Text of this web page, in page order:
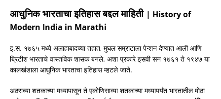
आधुनिकभारताचा इतिहासबद्दल माहिती | History of
Modern India in Marathi
इ.स. १७६५ मध्ये अलाहाबादच्या तहात, मुघल सम्राटाला पेन्शन देण्यात आली आणि
ब्रिटीश भारताचे वास्तविक शासक बनले. अशा प्रकारे इसवी सन १७६१ ते १९४७ या
कालखंडाला आधुनिक भारताचा इतिहास म्हटले जाते.
अठराव्या शतकाच्या मध्यापासून ते एकोणिसाव्या शतकाच्या मध्यापर्यंत भारतातील मोठा